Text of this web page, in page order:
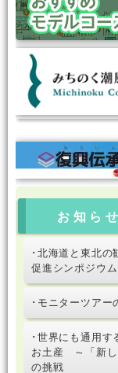
お知らせ
･北海道と東北の
促進シンポジウム
･モニターツアー
･世界にも通用す
お土産 ～「新し
の挑戦